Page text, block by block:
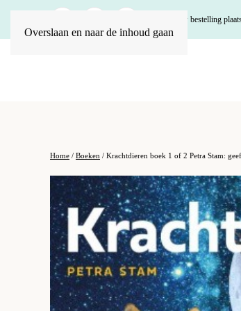
Overslaan en naar de inhoud gaan
U kunt uw bestelling
Home / Boeken / Krachtdieren boek 1 of 2 Petra Stam: